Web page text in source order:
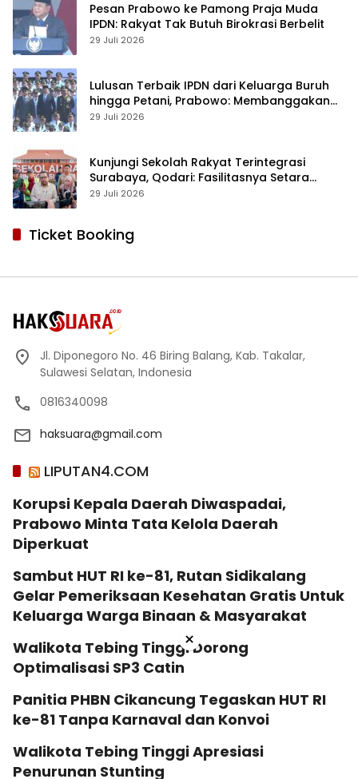
Pesan Prabowo ke Pamong Praja Muda
IPDN: Rakyat Tak Butuh Birokrasi Berbelit
29 Juli 2026
Lulusan Terbaik IPDN dari Keluarga Buruh
hingga Petani, Prabowo: Membanggakan
Hati Saya
29 Juli 2026
Kunjungi Sekolah Rakyat Terintegrasi
Surabaya, Qodari: Fasilitasnya Setara
Sekolah Swasta Terbaik
29 Juli 2026
Ticket Booking
Jl. Diponegoro No. 46 Biring Balang, Kab. Takalar,
Sulawesi Selatan, Indonesia
0816340098
haksuara@gmail.com
LIPUTAN4.COM
Korupsi Kepala Daerah Diwaspadai,
Prabowo Minta Tata Kelola Daerah
Diperkuat
Sambut HUT RI ke-81, Rutan Sidikalang
Gelar Pemeriksaan Kesehatan Gratis Untuk
Keluarga Warga Binaan & Masyarakat
Walikota Tebing Tinggi Dorong
Optimalisasi SP3 Catin
Panitia PHBN Cikancung Tegaskan HUT RI
ke-81 Tanpa Karnaval dan Konvoi
Walikota Tebing Tinggi Apresiasi
Penurunan Stunting
×